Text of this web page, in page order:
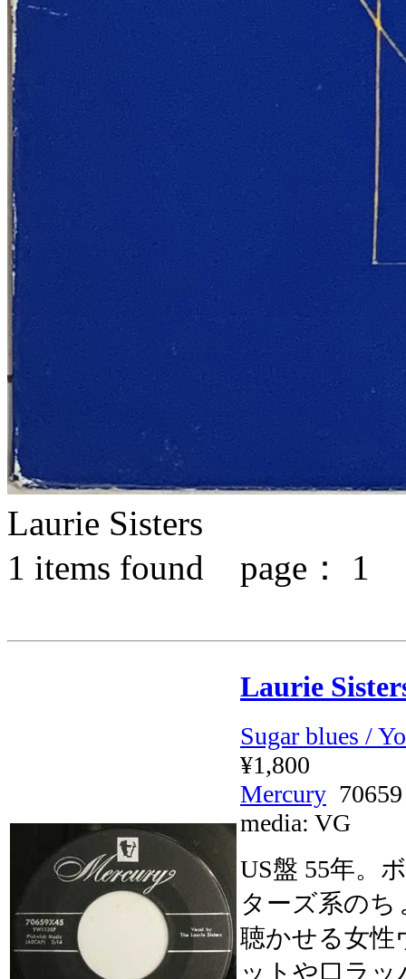
Laurie Sisters
1 items found page： 1
Laurie
Sugar blues /
¥1,800
Mercury
media: VG
US盤 55年。
ターズ系の
聴かせる女性
ットや口ラ